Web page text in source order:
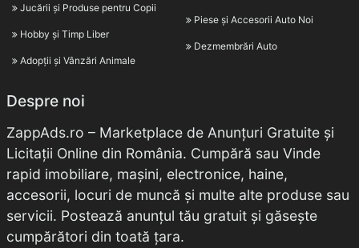
Jucării și Produse pentru Copii
Hobby și Timp Liber
Adopții și Vânzări Animale
Piese și Accesorii Auto Noi
Dezmembrări Auto
Despre noi
ZappAds.ro – Marketplace de Anunțuri Gratuite și
Licitații Online din România. Cumpără sau Vinde
rapid imobiliare, mașini, electronice, haine,
accesorii, locuri de muncă și multe alte produse sau
servicii. Postează anunțul tău gratuit și găsește
cumpărători din toată țara.